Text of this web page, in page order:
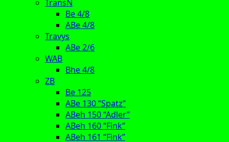
TransN
Be 4/8
ABe 4/8
Travys
ABe 2/6
WAB
Bhe 4/8
ZB
Be 125
ABe 130 “Spatz”
ABeh 150 “Adler”
ABeh 160 “Fink”
ABeh 161 “Fink”